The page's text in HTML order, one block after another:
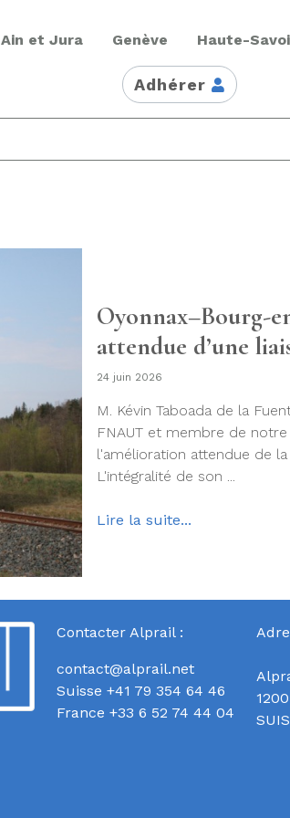
Ain et Jura Genève Haute-
Adhérer
Oyonnax–Bourg-
attendue d’une
24 juin 2026
M. Kévin Taboada de la
FNAUT et membre de
l'amélioration attendue de
L'intégralité de son ...
Lire la suite...
Contacter Alprail :
contact@alprail.net
Suisse +41 79 354 64 46
France +33 6 52 74 44 04